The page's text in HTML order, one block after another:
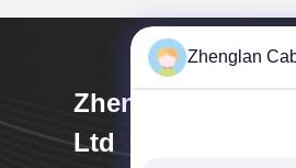
Zhenglan Cable
Ltd
Zhenglan